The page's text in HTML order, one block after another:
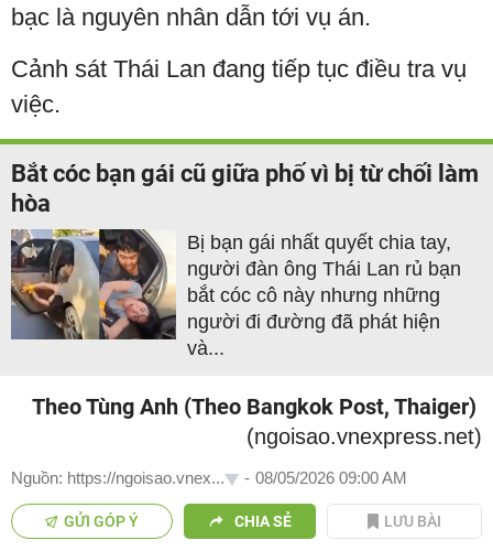
bạc là nguyên nhân dẫn tới vụ án.
Cảnh sát Thái Lan đang tiếp tục điều tra vụ
việc.
Bắt cóc bạn gái cũ giữa phố vì bị từ chối làm
hòa
Bị bạn gái nhất quyết chia tay,
người đàn ông Thái Lan rủ bạn
bắt cóc cô này nhưng những
người đi đường đã phát hiện
và...
Theo Tùng Anh (Theo Bangkok Post, Thaiger)
(ngoisao.vnexpress.net)
Nguồn: https://ngoisao.vnex... - 08/05/2026 09:00 AM
GỬI GÓP Ý CHIA SẺ LƯU BÀI